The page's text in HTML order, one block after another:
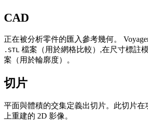
CAD
正在被分析零件的匯入參考幾何。
.STL 檔案（用於網格比較）,在尺寸標註
案（用於輪廓度）。
切片
平面與體積的交集定義出切片。此切片在
上重建的 2D 影像。